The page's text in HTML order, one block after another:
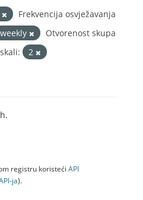
Frekvencija osvježavanja
weekly
Otvorenost skupa
2
registru koristeći API
jа).